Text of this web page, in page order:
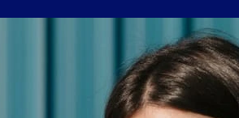
Equipe